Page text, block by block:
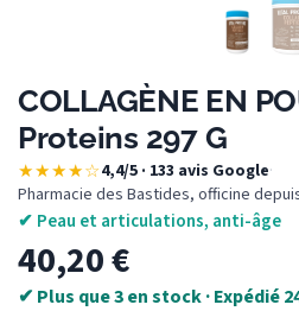
COLLAGÈNE EN
Proteins 297 G
★★★★☆4,4/5 · 133 avis Google·
Pharmacie des Bastides, officine
✔ Peau et articulations, anti-âge
40,20€
✔ Plus que 3 en stock · Expédié